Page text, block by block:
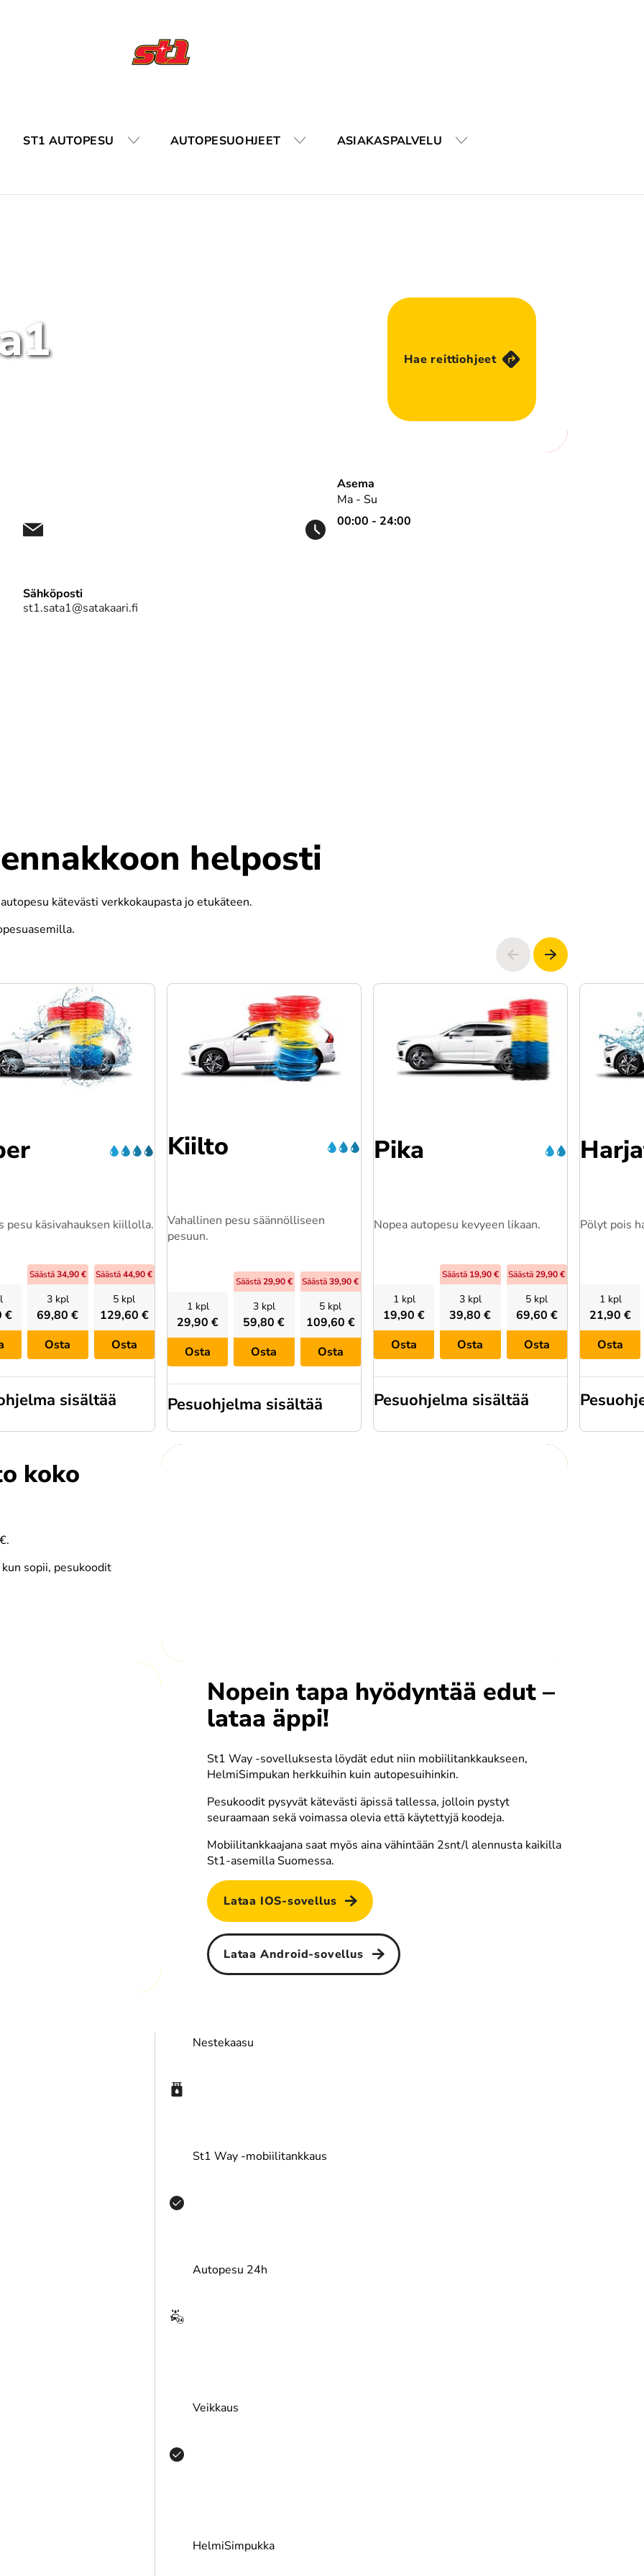
ST1 AUTOPESU AUTOPESUOHJEET ASIAKASPALVELU
Hae reittiohjeet
Sähköposti
st1.sata1@satakaari.fi
Asema
Ma - Su
00:00 - 24:00
helposti
kätevästi verkkokaupasta jo etukäteen.
pesu käsivahauksen kiillolla.
€
Säästä34,90 €
3 kpl
69,80 €
Osta
Säästä44,90 €
5 kpl
129,60 €
Osta
sisältää
Kiilto
Vahallinen pesu säännölliseen
pesuun.
1 kpl
29,90 €
Osta
Säästä29,90 €
3 kpl
59,80 €
Osta
Säästä39,90 €
5 kpl
109,60 €
Osta
Pesuohjelma sisältää
Korkeapainepesu
Pehmoharjaus
Pehmokiillotus
Pika
Nopea autopesu kevyeen likaan.
1 kpl
19,90 €
Osta
Säästä19,90 €
3 kpl
39,80 €
Osta
Säästä29,90 €
5 kpl
69,60 €
Osta
Pesuohjelma sisältää
Pehmoharjaus
Rainlux-pinnoite
Pölyt pois
1 kpl
21,90 €
Osta
koko
sopii, pesukoodit
Nopein tapa hyödyntää edut –
lataa äppi!
St1 Way -sovelluksesta löydät edut niin mobiilitankkaukseen,
HelmiSimpukan herkkuihin kuin autopesuihinkin.
Pesukoodit pysyvät kätevästi äpissä tallessa, jolloin pystyt
seuraamaan sekä voimassa olevia että käytettyjä koodeja.
Mobiilitankkaajana saat myös aina vähintään 2snt/l alennusta kaikilla
St1-asemilla Suomessa.
Lataa IOS-sovellus
Lataa Android-sovellus
Nestekaasu
St1 Way -mobiilitankkaus
Autopesu 24h
Veikkaus
HelmiSimpukka